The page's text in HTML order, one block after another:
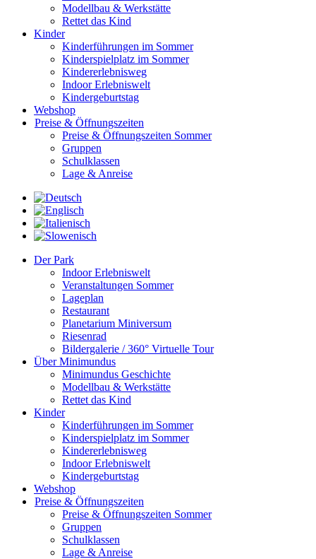
Modellbau & Werkstätte
Rettet das Kind
Kinder
Kinderführungen im Sommer
Kinderspielplatz im Sommer
Kindererlebnisweg
Indoor Erlebniswelt
Kindergeburtstag
Webshop
Preise & Öffnungszeiten
Preise & Öffnungszeiten Sommer
Gruppen
Schulklassen
Lage & Anreise
Der Park
Indoor Erlebniswelt
Veranstaltungen Sommer
Lageplan
Restaurant
Planetarium Miniversum
Riesenrad
Bildergalerie / 360° Virtuelle Tour
Über Minimundus
Minimundus Geschichte
Modellbau & Werkstätte
Rettet das Kind
Kinder
Kinderführungen im Sommer
Kinderspielplatz im Sommer
Kindererlebnisweg
Indoor Erlebniswelt
Kindergeburtstag
Webshop
Preise & Öffnungszeiten
Preise & Öffnungszeiten Sommer
Gruppen
Schulklassen
Lage & Anreise